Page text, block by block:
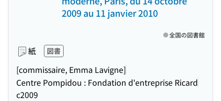
2009 au 11 janvier 2010
紙 図書
[commissaire, Emma Lavigne]
Centre Pompidou : Fondation d'entreprise Ricard
c2009
全国の図書館